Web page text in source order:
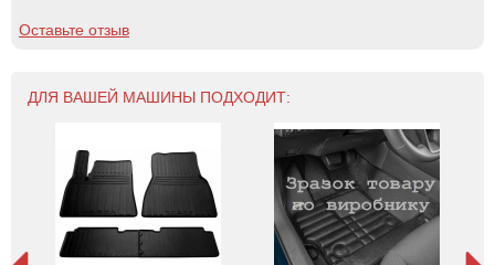
Оставьте отзыв
ДЛЯ ВАШЕЙ МАШИНЫ ПОДХОДИТ: